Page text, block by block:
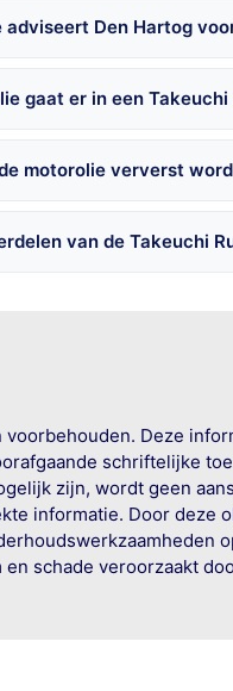
Den Hartog
gaat er in een
motorolie ververst
van de Takeuchi
Deze
schriftelijke
zijn, wordt geen
informatie. Door deze
schade veroorzaakt